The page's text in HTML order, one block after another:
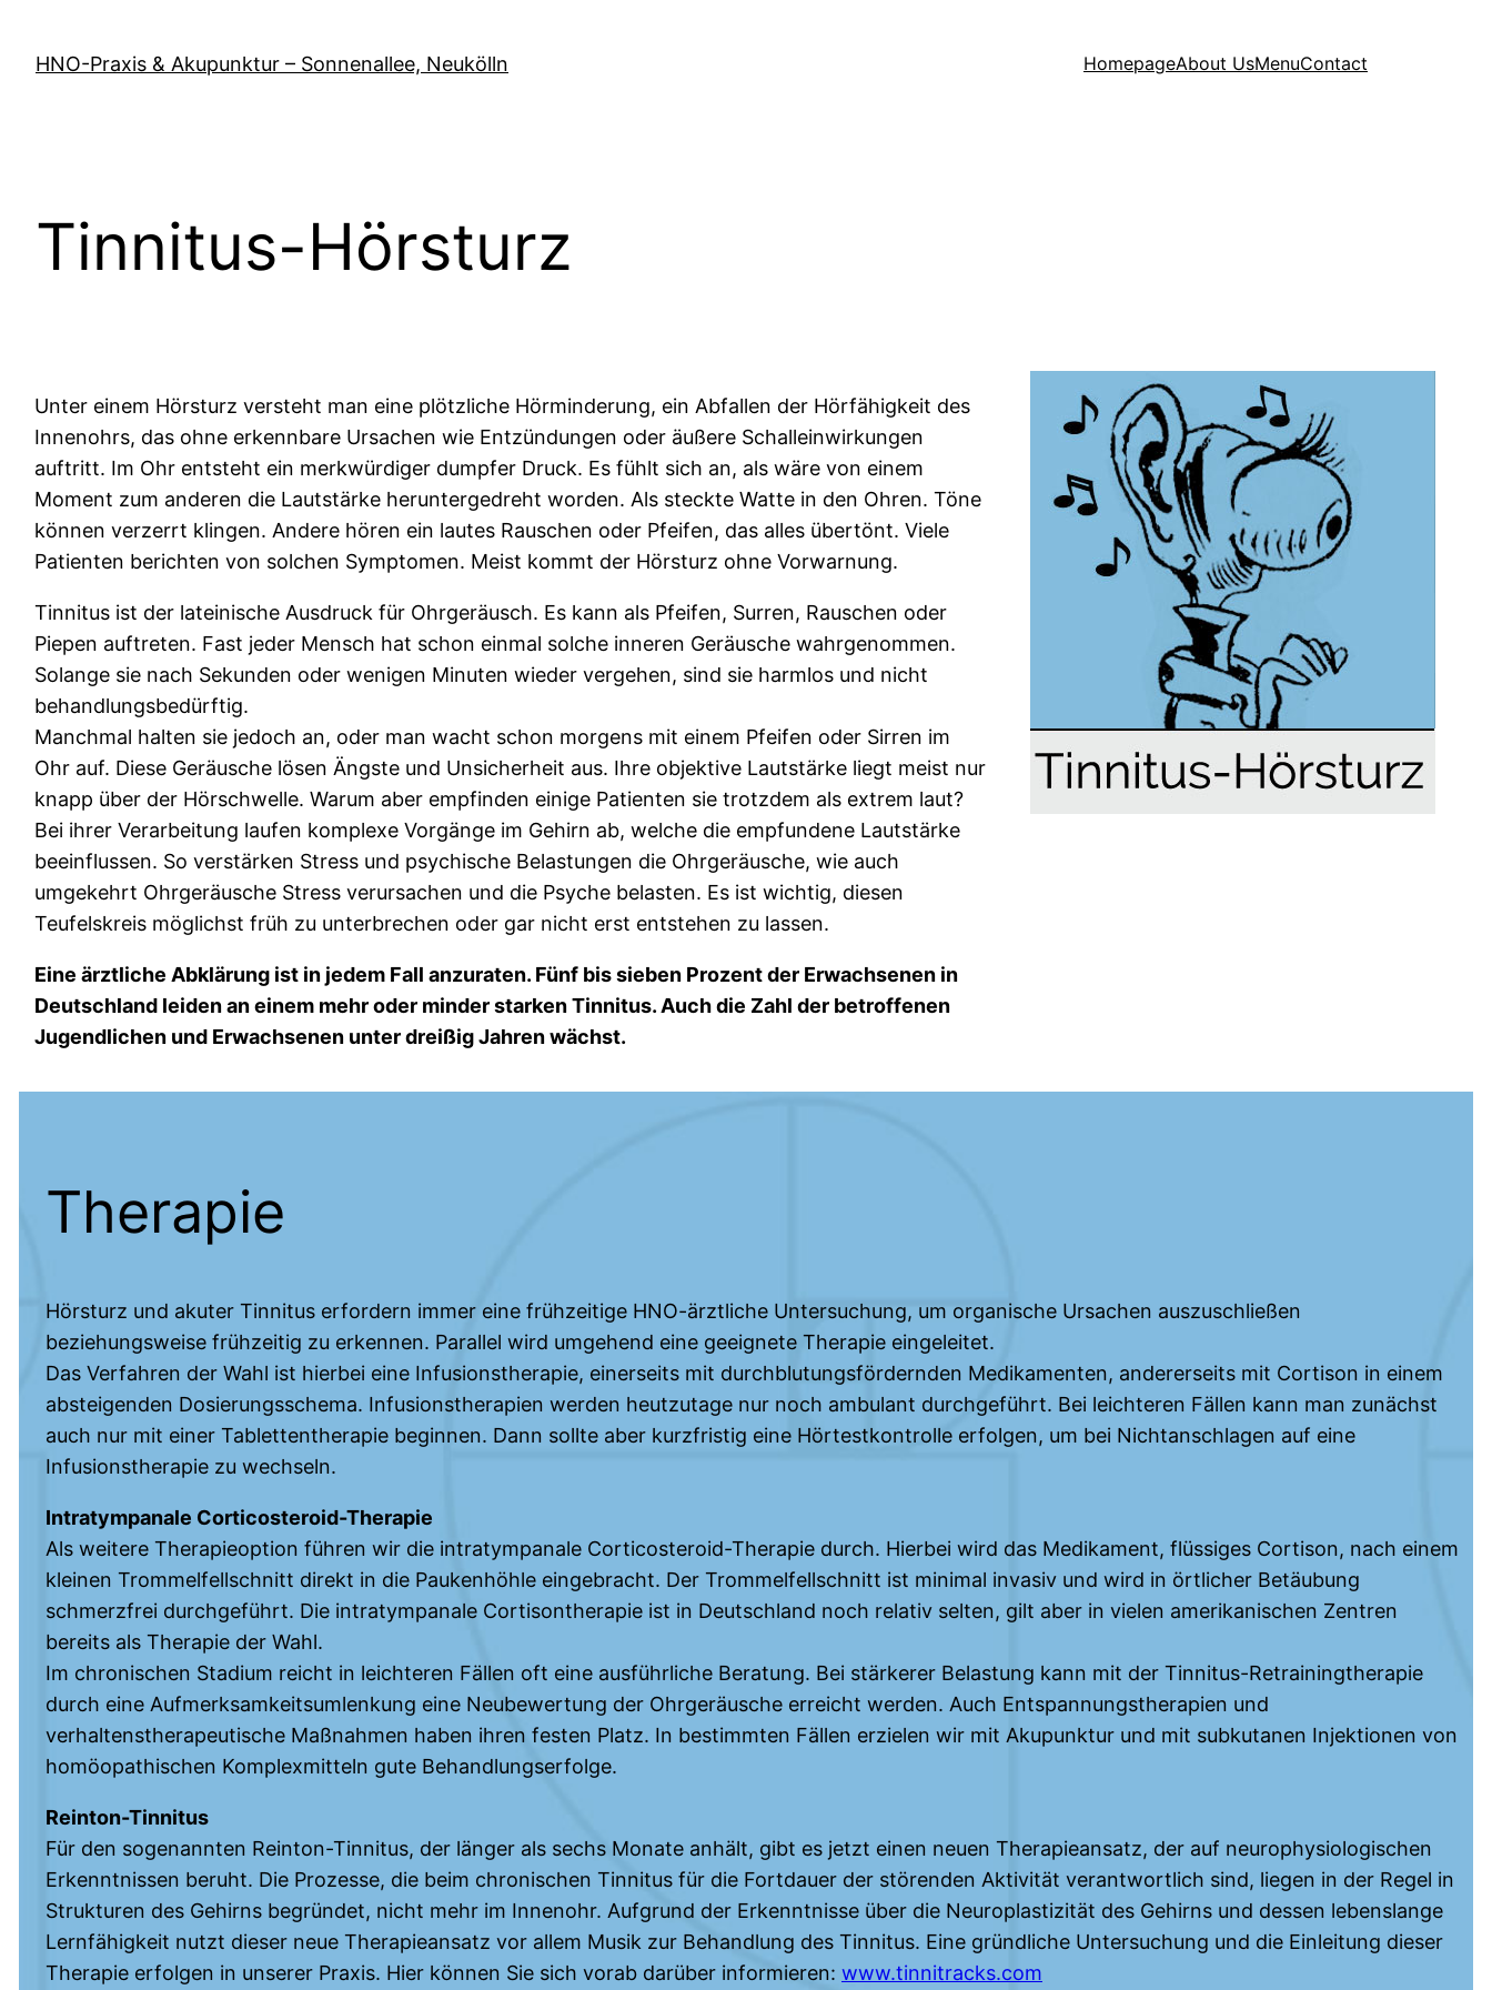
springen
HNO-Praxis & Akupunktur – Sonnenallee, Neukölln HomepageAbout UsMenuContact
Tinnitus-Hörsturz
Unter einem Hörsturz versteht man eine plötzliche Hörminderung, ein Abfallen der Hörfähigkeit des
Innenohrs, das ohne erkennbare Ursachen wie Entzündungen oder äußere Schalleinwirkungen
auftritt. Im Ohr entsteht ein merkwürdiger dumpfer Druck. Es fühlt sich an, als wäre von einem
Moment zum anderen die Lautstärke heruntergedreht worden. Als steckte Watte in den Ohren. Töne
können verzerrt klingen. Andere hören ein lautes Rauschen oder Pfeifen, das alles übertönt. Viele
Patienten berichten von solchen Symptomen. Meist kommt der Hörsturz ohne Vorwarnung.
Tinnitus ist der lateinische Ausdruck für Ohrgeräusch. Es kann als Pfeifen, Surren, Rauschen oder
Piepen auftreten. Fast jeder Mensch hat schon einmal solche inneren Geräusche wahrgenommen.
Solange sie nach Sekunden oder wenigen Minuten wieder vergehen, sind sie harmlos und nicht
behandlungsbedürftig.
Manchmal halten sie jedoch an, oder man wacht schon morgens mit einem Pfeifen oder Sirren im
Ohr auf. Diese Geräusche lösen Ängste und Unsicherheit aus. Ihre objektive Lautstärke liegt meist nur
knapp über der Hörschwelle. Warum aber empfinden einige Patienten sie trotzdem als extrem laut?
Bei ihrer Verarbeitung laufen komplexe Vorgänge im Gehirn ab, welche die empfundene Lautstärke
beeinflussen. So verstärken Stress und psychische Belastungen die Ohrgeräusche, wie auch
umgekehrt Ohrgeräusche Stress verursachen und die Psyche belasten. Es ist wichtig, diesen
Teufelskreis möglichst früh zu unterbrechen oder gar nicht erst entstehen zu lassen.
Eine ärztliche Abklärung ist in jedem Fall anzuraten. Fünf bis sieben Prozent der Erwachsenen in
Deutschland leiden an einem mehr oder minder starken Tinnitus. Auch die Zahl der betroffenen
Jugendlichen und Erwachsenen unter dreißig Jahren wächst.
Therapie
Hörsturz und akuter Tinnitus erfordern immer eine frühzeitige HNO-ärztliche Untersuchung, um organische Ursachen auszuschließen
beziehungsweise frühzeitig zu erkennen. Parallel wird umgehend eine geeignete Therapie eingeleitet.
Das Verfahren der Wahl ist hierbei eine Infusionstherapie, einerseits mit durchblutungsfördernden Medikamenten, andererseits mit Cortison in einem
absteigenden Dosierungsschema. Infusionstherapien werden heutzutage nur noch ambulant durchgeführt. Bei leichteren Fällen kann man zunächst
auch nur mit einer Tablettentherapie beginnen. Dann sollte aber kurzfristig eine Hörtestkontrolle erfolgen, um bei Nichtanschlagen auf eine
Infusionstherapie zu wechseln.
Intratympanale Corticosteroid-Therapie
Als weitere Therapieoption führen wir die intratympanale Corticosteroid-Therapie durch. Hierbei wird das Medikament, flüssiges Cortison, nach einem
kleinen Trommelfellschnitt direkt in die Paukenhöhle eingebracht. Der Trommelfellschnitt ist minimal invasiv und wird in örtlicher Betäubung
schmerzfrei durchgeführt. Die intratympanale Cortisontherapie ist in Deutschland noch relativ selten, gilt aber in vielen amerikanischen Zentren
bereits als Therapie der Wahl.
Im chronischen Stadium reicht in leichteren Fällen oft eine ausführliche Beratung. Bei stärkerer Belastung kann mit der Tinnitus-Retrainingtherapie
durch eine Aufmerksamkeitsumlenkung eine Neubewertung der Ohrgeräusche erreicht werden. Auch Entspannungstherapien und
verhaltenstherapeutische Maßnahmen haben ihren festen Platz. In bestimmten Fällen erzielen wir mit Akupunktur und mit subkutanen Injektionen von
homöopathischen Komplexmitteln gute Behandlungserfolge.
Reinton-Tinnitus
Für den sogenannten Reinton-Tinnitus, der länger als sechs Monate anhält, gibt es jetzt einen neuen Therapieansatz, der auf neurophysiologischen
Erkenntnissen beruht. Die Prozesse, die beim chronischen Tinnitus für die Fortdauer der störenden Aktivität verantwortlich sind, liegen in der Regel in
Strukturen des Gehirns begründet, nicht mehr im Innenohr. Aufgrund der Erkenntnisse über die Neuroplastizität des Gehirns und dessen lebenslange
Lernfähigkeit nutzt dieser neue Therapieansatz vor allem Musik zur Behandlung des Tinnitus. Eine gründliche Untersuchung und die Einleitung dieser
Therapie erfolgen in unserer Praxis. Hier können Sie sich vorab darüber informieren: www.tinnitracks.com